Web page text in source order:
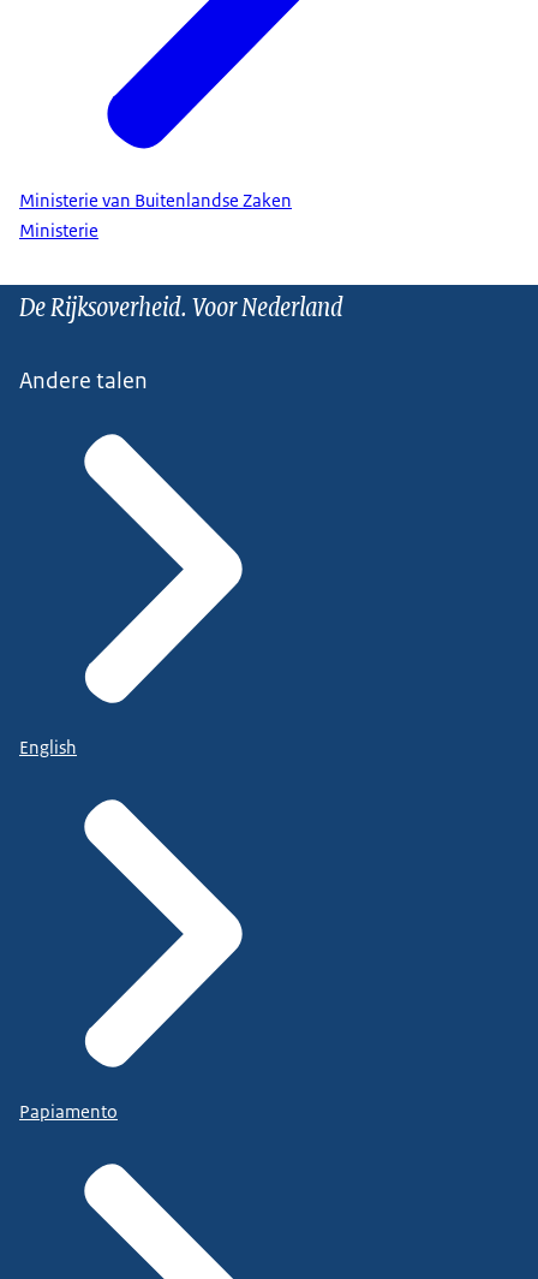
Ministerie van Buitenlandse Zaken
Ministerie
De Rijksoverheid. Voor Nederland
Andere talen
English
Papiamento